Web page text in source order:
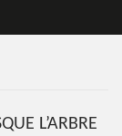
L’ARBRE